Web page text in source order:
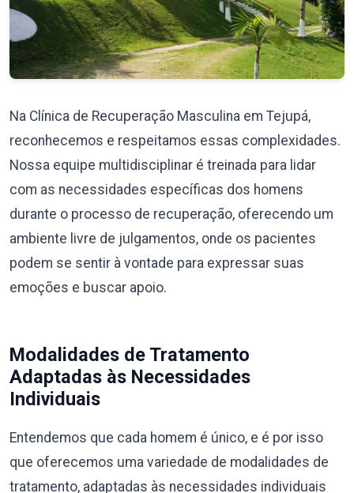
Na Clínica de Recuperação Masculina em Tejupá,
reconhecemos e respeitamos essas complexidades.
Nossa equipe multidisciplinar é treinada para lidar
com as necessidades específicas dos homens
durante o processo de recuperação, oferecendo um
ambiente livre de julgamentos, onde os pacientes
podem se sentir à vontade para expressar suas
emoções e buscar apoio.
Modalidades de Tratamento
Adaptadas às Necessidades
Individuais
Entendemos que cada homem é único, e é por isso
que oferecemos uma variedade de modalidades de
tratamento, adaptadas às necessidades individuais